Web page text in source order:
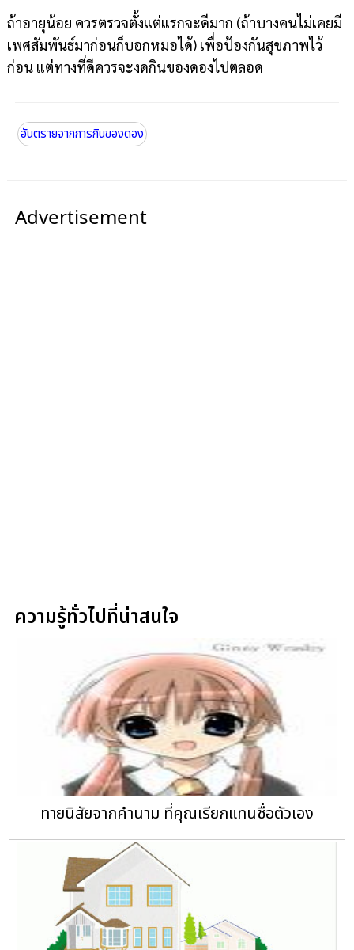
ถ้าอายุน้อย ควรตรวจตั้งแต่แรกจะดีมาก (ถ้าบางคนไม่เคยมี
เพศสัมพันธ์มาก่อนก็บอกหมอได้) เพื่อป้องกันสุขภาพไว้
ก่อน แต่ทางที่ดีควรจะงดกินของดองไปตลอด
อันตรายจากการกินของดอง
Advertisement
ความรู้ทั่วไปที่น่าสนใจ
ทายนิสัยจากคำนาม ที่คุณเรียกแทนชื่อตัวเอง